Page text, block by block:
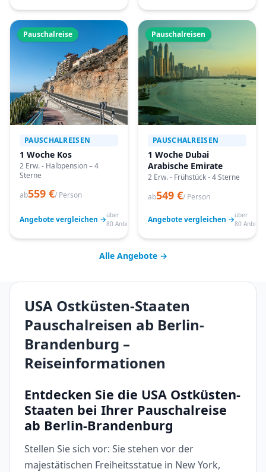
Pauschalreise
PAUSCHALREISEN
1 Woche Kos
2 Erw. - Halbpension – 4
Sterne
ab559 €/ Person
Angebote vergleichen →über
80 Anbieter
Pauschalreisen
PAUSCHALREISEN
1 Woche Dubai
Arabische Emirate
2 Erw. - Frühstück - 4 Sterne
ab549 €/ Person
Angebote vergleichen →über
80
Alle Angebote →
USA Ostküsten-Staaten
Pauschalreisen ab Berlin-
Brandenburg –
Reiseinformationen
Entdecken Sie die USA Ostküsten-
Staaten bei Ihrer Pauschalreise
ab Berlin-Brandenburg
Stellen Sie sich vor: Sie stehen vor der
majestätischen Freiheitsstatue in New York,